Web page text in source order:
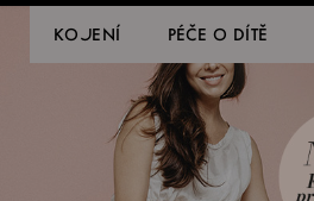
KOJENÍ PÉČE O DÍTĚ